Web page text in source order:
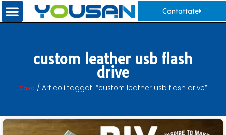
Contattate
custom leather usb flash
drive
Casa / Articoli taggati “custom leather usb flash drive”